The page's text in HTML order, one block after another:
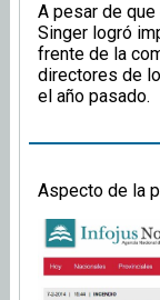
A pesar de
Singer logró
frente de la
directores de
el año pasado.
Aspecto de la